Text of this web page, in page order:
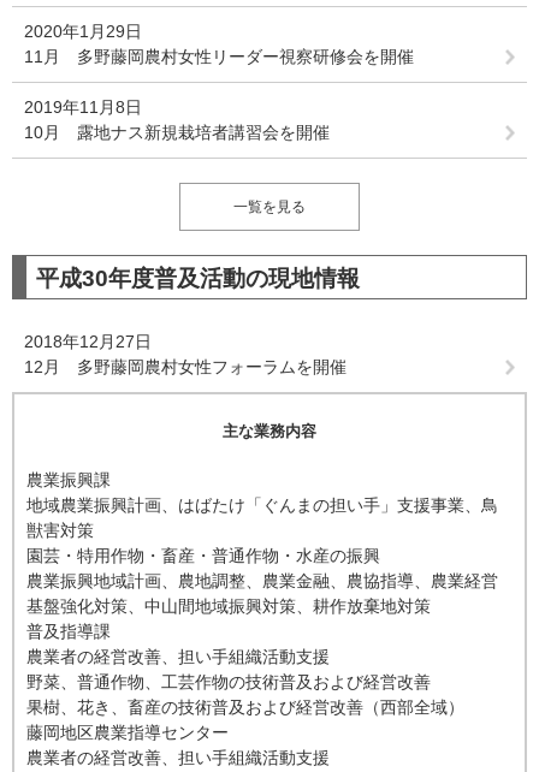
2020年1月29日
11月 多野藤岡農村女性リーダー視察研修会を開催
2019年11月8日
10月 露地ナス新規栽培者講習会を開催
一覧を見る
平成30年度普及活動の現地情報
2018年12月27日
12月 多野藤岡農村女性フォーラムを開催
主な業務内容
農業振興課
地域農業振興計画、はばたけ「ぐんまの担い手」支援事業、鳥
獣害対策
園芸・特用作物・畜産・普通作物・水産の振興
農業振興地域計画、農地調整、農業金融、農協指導、農業経営
基盤強化対策、中山間地域振興対策、耕作放棄地対策
普及指導課
農業者の経営改善、担い手組織活動支援
野菜、普通作物、工芸作物の技術普及および経営改善
果樹、花き、畜産の技術普及および経営改善（西部全域）
藤岡地区農業指導センター
農業者の経営改善、担い手組織活動支援